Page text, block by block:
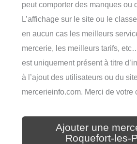
peut comporter des manques ou
L’affichage sur le site ou le
en aucun cas les meilleurs
mercerie, les meilleurs tarifs,
est uniquement présent à titre
à l’ajout des utilisateurs ou du site
mercerieinfo.com. Merci de votre
Ajouter une
Roquefort-les-